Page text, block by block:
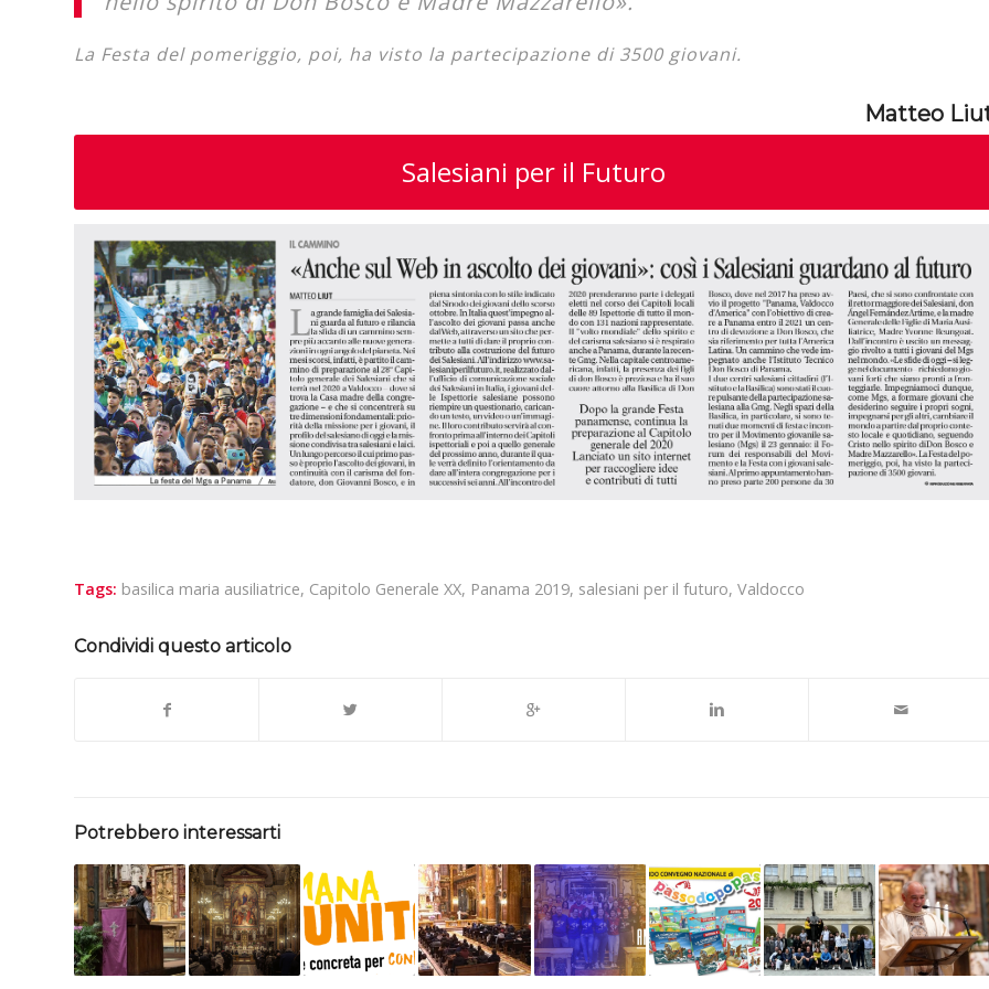
La Festa del pomeriggio, poi, ha visto la partecipazione di 3500 giovani.
Matteo
Salesiani per il Futuro
Tags: basilica maria ausiliatrice, Capitolo Generale XX, Panama 2019, salesiani per il futuro, Valdocco
Condividi questo articolo
Potrebbero interessarti